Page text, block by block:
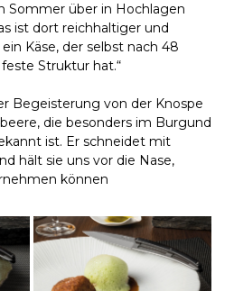
Sommer über in Hochlagen
ist dort reichhaltiger und
Käse, der selbst nach 48
Struktur hat.“
Begeisterung von der Knospe
die besonders im Burgund
ist. Er schneidet mit
hält sie uns vor die Nase,
können